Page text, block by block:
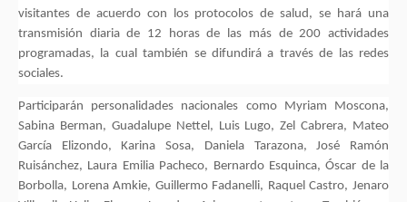
visitantes de acuerdo con los protocolos de salud, se hará una
transmisión diaria de 12 horas de las más de 200 actividades
programadas, la cual también se difundirá a través de las redes
sociales.
Participarán personalidades nacionales como Myriam Moscona,
Sabina Berman, Guadalupe Nettel, Luis Lugo, Zel Cabrera, Mateo
García Elizondo, Karina Sosa, Daniela Tarazona, José Ramón
Ruisánchez, Laura Emilia Pacheco, Bernardo Esquinca, Óscar de la
Borbolla, Lorena Amkie, Guillermo Fadanelli, Raquel Castro, Jenaro